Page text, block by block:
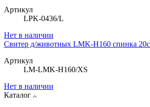
Артикул
LPK-0436/L
Нет в наличии
Свитер д/животных LMK-H160 спинка
Артикул
LM-LMK-H160/XS
Нет в наличии
Каталог